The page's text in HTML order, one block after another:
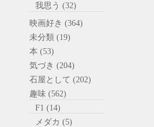
我思う (32)
映画好き (364)
未分類 (19)
本 (53)
気づき (204)
石屋として (202)
趣味 (562)
F1 (14)
メダカ (5)